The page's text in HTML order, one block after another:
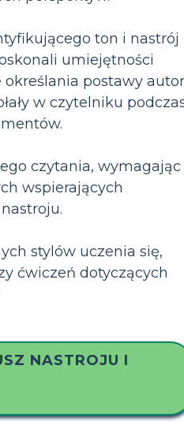
ton i nastrój
umiejętności
postawy
w czytelniku
czytania, wymagając
wspierających
stylów uczenia się,
ćwiczeń dotyczących
NASTROJU I